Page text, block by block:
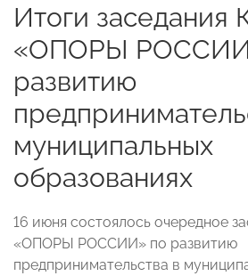
Итоги заседания
«ОПОРЫ
развитию
муниципальных
образованиях
16 июня состоялось очередное
«ОПОРЫ РОССИИ» по развитию
предпринимательства в